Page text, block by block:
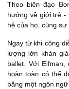
Theo biên đạo
hướng về giới trẻ -
hệ của họ, cùng sự
Ngay từ khi công
lượng lớn khán
ballet. Với
hoàn toàn có thể
bằng một ngôn ngữ